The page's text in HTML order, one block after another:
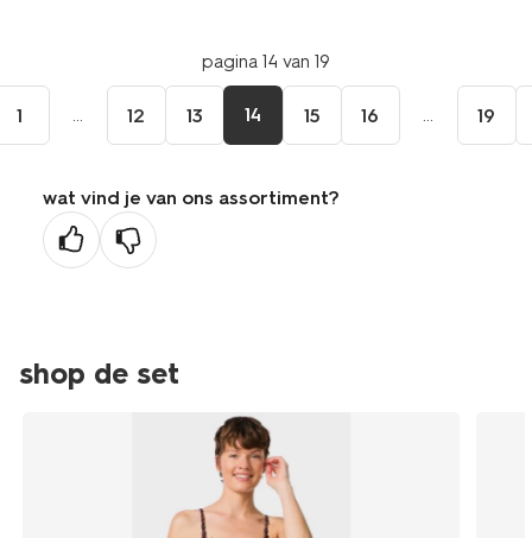
pagina 14 van 19
1 ... 12 13 14 15 16 ... 19
wat vind je van ons assortiment?
shop de set